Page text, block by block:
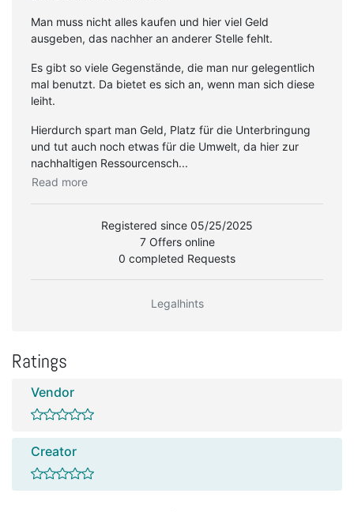
Man muss nicht alles kaufen und hier viel Geld
ausgeben, das nachher an anderer Stelle fehlt.
Es gibt so viele Gegenstände, die man nur gelegentlich
mal benutzt. Da bietet es sich an, wenn man sich diese
leiht.
Hierdurch spart man Geld, Platz für die Unterbringung
und tut auch noch etwas für die Umwelt, da hier zur
nachhaltigen Ressourcensch...
Read more
Registered since 05/25/2025
7 Offers online
0 completed Requests
Legalhints
Ratings
Vendor
Creator